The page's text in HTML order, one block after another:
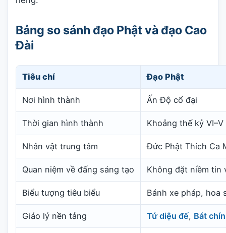
Bảng so sánh đạo Phật và đạo Cao
Đài
Tiêu chí Đạo Phật
Nơi hình thành Ấn Độ cổ đại
Thời gian hình thành Khoảng thế kỷ
Nhân vật trung tâm Đức Phật Thích Ca
Quan niệm về đấng sáng tạo Không đặt niềm tin
Biểu tượng tiêu biểu Bánh xe pháp, hoa
Giáo lý nền tảng Tứ diệu đế, Bát